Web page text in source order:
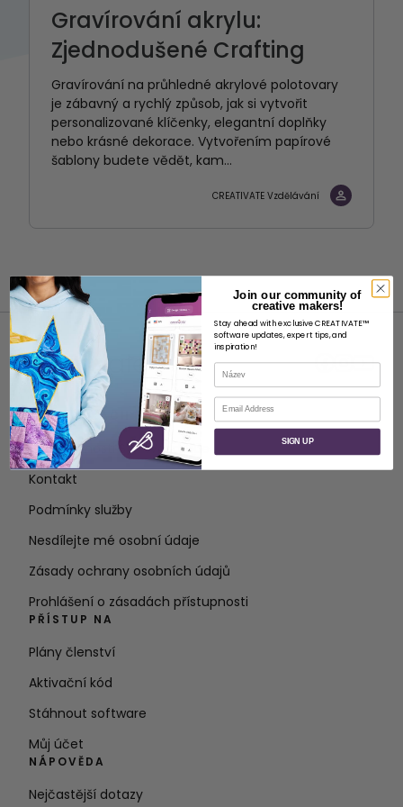
Gravírování akrylu:
Zjednodušené Crafting
Gravírování na průhledné akrylové polotovary
je zábavný a rychlý způsob, jak si vytvořit
personalizované klíčenky, elegantní doplňky
nebo krásné dekorace. Vytvořením papírové
šablony budete vědět, kam...
CREATIVATE Vzdělávání
O STRÁNKÁCH
O společnosti SVP Worldwide
Kontakt
Podmínky služby
Nesdílejte mé osobní údaje
Zásady ochrany osobních údajů
Prohlášení o zásadách přístupnosti
PŘÍSTUP NA
Plány členství
Aktivační kód
Stáhnout software
Můj účet
NÁPOVĚDA
Nejčastější dotazy
Join our community of
creative makers!
Stay ahead with exclusive CREATIVATE™
software updates, expert tips, and
inspiration!
Název
E-mail
SIGN UP